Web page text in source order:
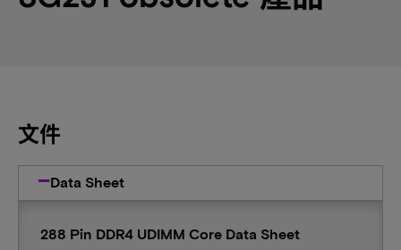
文件
Data Sheet
288 Pin DDR4 UDIMM Core Data Sheet